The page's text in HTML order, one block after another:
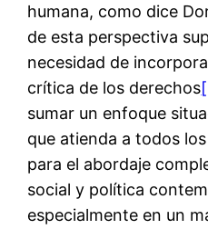
humana, como dice
de esta perspectiva
necesidad de
crítica de los derechos
sumar un enfoque
que atienda a todos
para el abordaje
social y política
especialmente en un